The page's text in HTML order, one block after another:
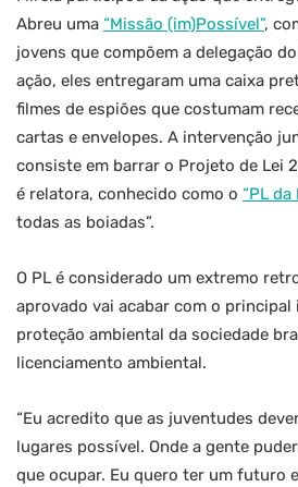
Abreu uma “Missão (im)Possível”,
jovens que compõem a delegação
ação, eles entregaram uma caixa
filmes de espiões que costumam
cartas e envelopes. A intervenção
consiste em barrar o Projeto de Lei
é relatora, conhecido como o “PL da
todas as boiadas”.
O PL é considerado um extremo
aprovado vai acabar com o
proteção ambiental da sociedade
licenciamento ambiental.
“Eu acredito que as juventudes
lugares possível. Onde a gente
que ocupar. Eu quero ter um futuro